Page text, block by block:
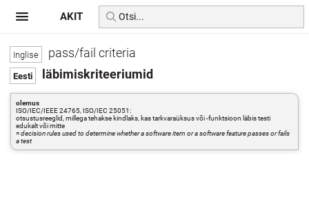
pass/fail criteria
läbimiskriteeriumid
olemus
ISO/IEC/IEEE 24765, ISO/IEC 25051:
otsustusreeglid, millega tehakse kindlaks, kas tarkvaraüksus või -funktsioon läbis testi
edukalt või mitte
=decision rules used to determine whether a software item or a software feature passes or fails
a test
AKIT